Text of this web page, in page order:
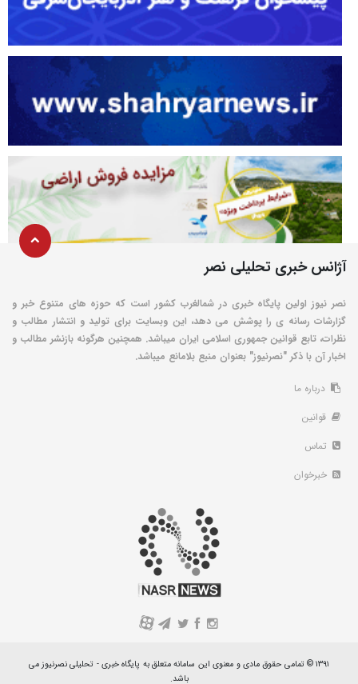
آژانس خبری تحلیلی نصر
نصر نیوز اولین پایگاه خبری در شمالغرب کشور است که حوزه های متنوع خبر و
گزارشات رسانه ی را پوشش می دهد، این وبسایت برای تولید و انتشار مطالب و
نظرات، تابع قوانین جمهوری اسلامی ایران میباشد. همچنین هرگونه بازنشر مطالب و
اخبار آن با ذکر "نصرنیوز" بعنوان منبع بلامانع میباشد.
درباره ما
قوانین
تماس
خبرخوان
A
۱۳۹۱ © تمامی حقوق مادی و معنوی این سامانه متعلق به پایگاه خبری - تحلیلی نصرنیوز می
باشد.